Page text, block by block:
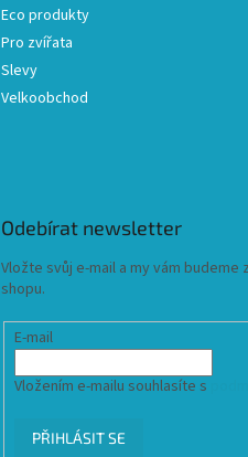
Eco produkty
Pro zvířata
Slevy
Velkoobchod
Odebírat newsletter
Vložte svůj e-mail a my vám
shopu.
E-mail
Vložením e-mailu souhlasíte s
PŘIHLÁSIT SE